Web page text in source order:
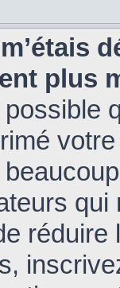
plus
possible
qui
réduire